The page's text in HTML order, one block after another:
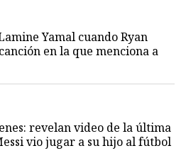
Yamal cuando Ryan
en la que menciona a
revelan video de la última
vio jugar a su hijo al fútbol